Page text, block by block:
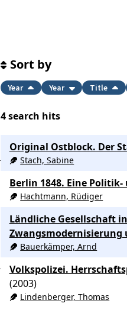
4search hits
Sort by
Year Year Title
Original Ostblock. Der
Stach, Sabine
Berlin 1848. Eine
Hachtmann, Rüdiger
Ländliche Gesellschaft
Zwangsmodernisierung
Bauerkämper, Arnd
Volkspolizei.
(2003)
Lindenberger, Thomas